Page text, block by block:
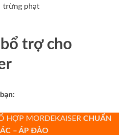
trừng phạt
bổ trợ cho
HỢP MORDEKAISER CHUẨN
– ÁP ĐẢO